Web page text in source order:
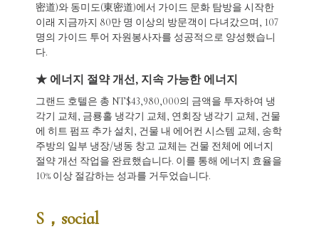
密道)와 동미도(東密道)에서 가이드 문화 탐방을 시작한
이래 지금까지 80만 명 이상의 방문객이 다녀갔으며, 107
명의 가이드 투어 자원봉사자를 성공적으로 양성했습니
다.
★ 에너지 절약 개선, 지속 가능한 에너지
그랜드 호텔은 총 NT$43,980,000의 금액을 투자하여 냉
각기 교체, 금룡홀 냉각기 교체, 연회장 냉각기 교체, 건물
에 히트 펌프 추가 설치, 건물 내 에어컨 시스템 교체, 송학
주방의 일부 냉장/냉동 창고 교체는 건물 전체에 에너지
절약 개선 작업을 완료했습니다. 이를 통해 에너지 효율을
10% 이상 절감하는 성과를 거두었습니다.
S，social